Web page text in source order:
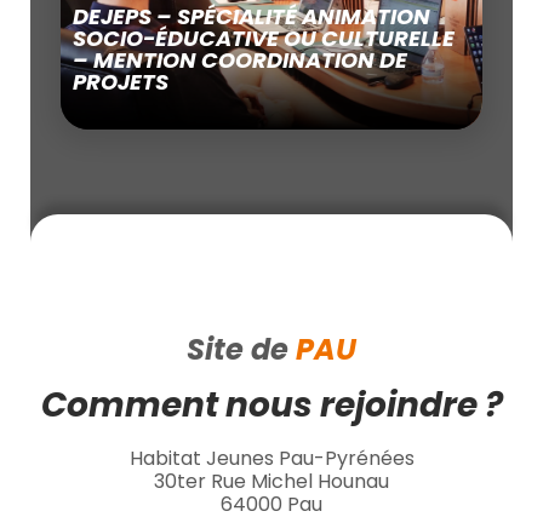
DEJEPS – SPÉCIALITÉ ANIMATION
SOCIO-ÉDUCATIVE OU CULTURELLE
– MENTION COORDINATION DE
PROJETS
Site dePAU
Comment nous rejoindre ?
Habitat Jeunes Pau-Pyrénées
30ter Rue Michel Hounau
64000 Pau